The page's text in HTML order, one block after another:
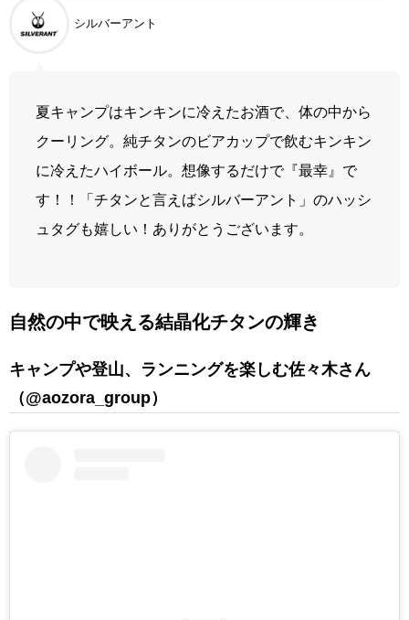
シルバーアント
夏キャンプはキンキンに冷えたお酒で、体の中から
クーリング。純チタンのビアカップで飲むキンキン
に冷えたハイボール。想像するだけで『最幸』で
す！！「チタンと言えばシルバーアント」のハッシ
ュタグも嬉しい！ありがとうございます。
自然の中で映える結晶化チタンの輝き
キャンプや登山、ランニングを楽しむ佐々木さん
（@aozora_group）